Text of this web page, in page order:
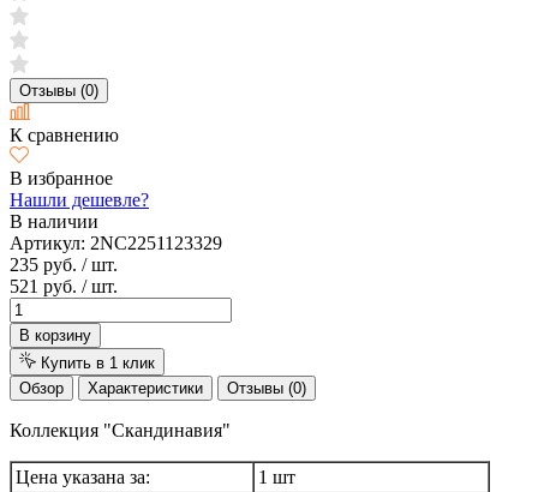
Отзывы (0)
К сравнению
В избранное
Нашли дешевле?
В наличии
Артикул: 2NC2251123329
235 руб. / шт.
521 руб. / шт.
В корзину
Купить в 1 клик
Обзор
Характеристики Отзывы (0)
Коллекция "Скандинавия"
Цена указана за:
1 шт